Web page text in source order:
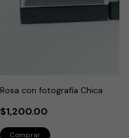
Rosa con fotografía Chica
$1,200.00